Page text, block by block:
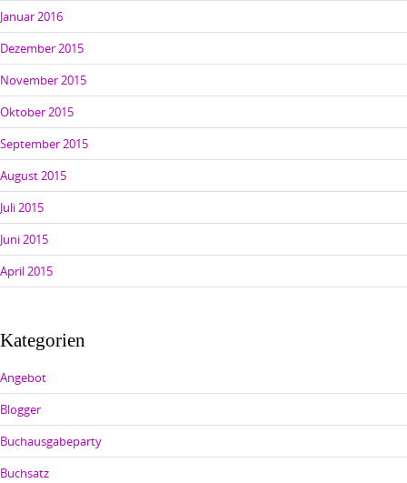
Januar 2016
Dezember 2015
November 2015
Oktober 2015
September 2015
August 2015
Juli 2015
Juni 2015
April 2015
Kategorien
Angebot
Blogger
Buchausgabeparty
Buchsatz